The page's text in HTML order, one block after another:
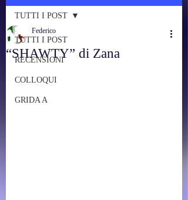
TUTTI I POST
RECENSIONI
COLLOQUI
GRIDA A
TUTTI I POST
“SHAWTY” di Zana
Federico